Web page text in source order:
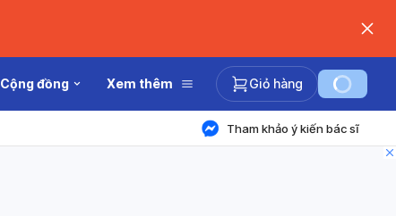
Cộng đồng Xem thêm Giỏ hàng
Tham khảo ý kiến bác sĩ